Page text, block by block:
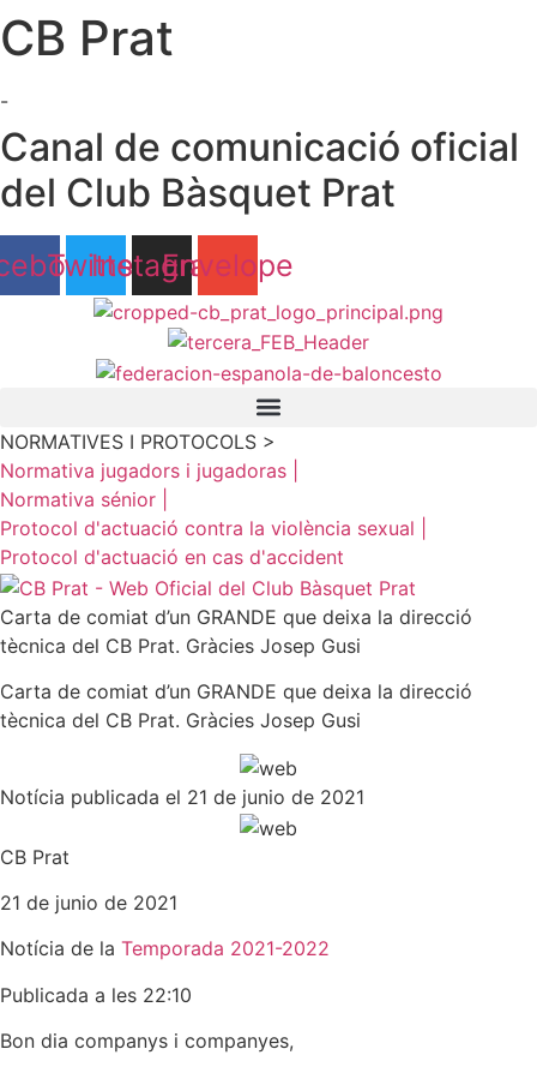
Ir
al
CB Prat
-
Canal de comunicació oficial
del Club Bàsquet Prat
Twitter
Instagram
Envelope
NORMATIVES I PROTOCOLS >
Normativa jugadors i jugadoras |
Normativa sénior |
Protocol d'actuació contra la violència sexual |
Protocol d'actuació en cas d'accident
Carta de comiat d’un GRANDE que deixa la direcció
tècnica del CB Prat. Gràcies Josep Gusi
Carta de comiat d’un GRANDE que deixa la direcció
tècnica del CB Prat. Gràcies Josep Gusi
Notícia publicada el 21 de junio de 2021
CB Prat
21 de junio de 2021
Notícia de la Temporada 2021-2022
Publicada a les 22:10
Bon dia companys i companyes,